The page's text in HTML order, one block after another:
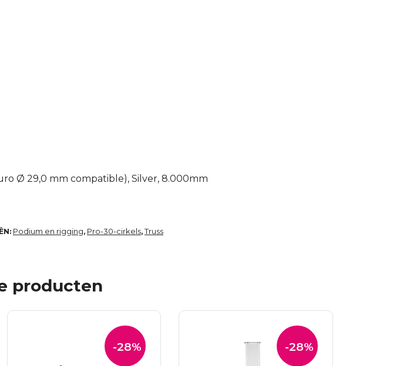
Ø 29,0 mm compatible), Silver, 8.000mm
Podium en rigging, Pro-30-cirkels,Truss
producten
-28% -28%